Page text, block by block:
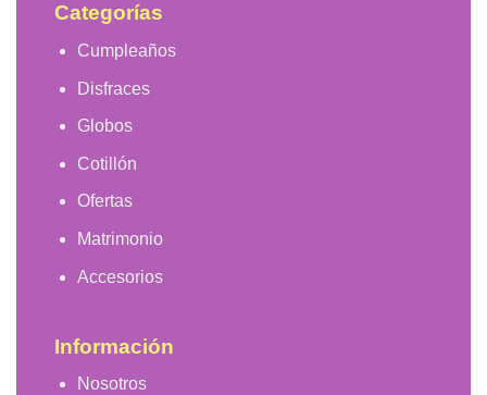
Categorías
Cumpleaños
Disfraces
Globos
Cotillón
Ofertas
Matrimonio
Accesorios
Información
Nosotros